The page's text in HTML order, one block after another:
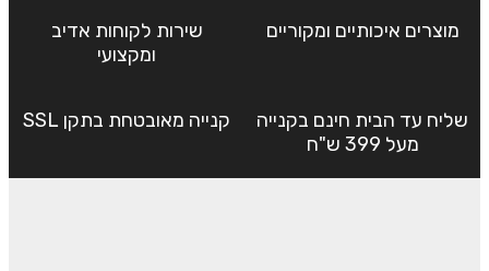
מוצרים איכותיים ומקוריים
שירות לקוחות אדיב
ומקצועי
שליח עד הבית חינם בקנייה
מעל 399 ש"ח
קנייה מאובטחת בתקן SSL